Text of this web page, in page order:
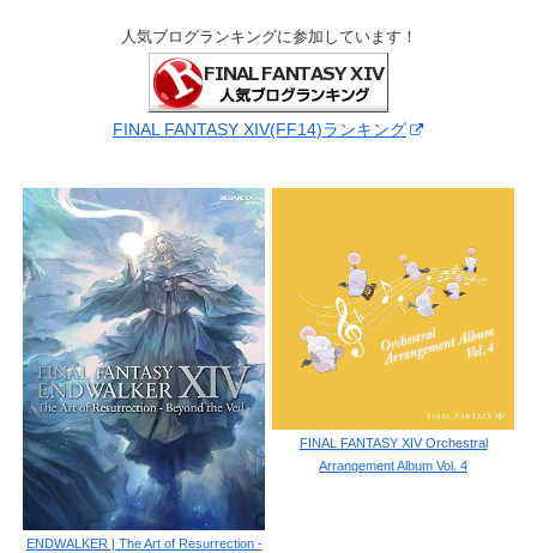
人気ブログランキングに参加しています！
FINAL FANTASY XIV(FF14)ランキング
ENDWALKER | The Art of Resurrection -
FINAL FANTASY XIV Orchestral
Arrangement Album Vol. 4